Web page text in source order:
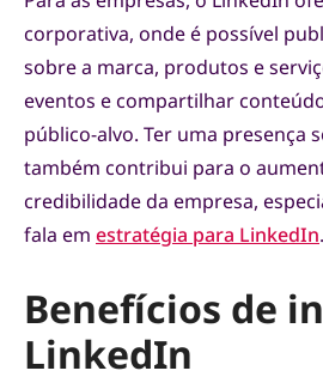
corporativa, onde é possível
sobre a marca, produtos e
eventos e compartilhar
público-alvo. Ter uma presença
também contribui para o
credibilidade da empresa,
fala em estratégia para LinkedIn.
Benefícios de
LinkedIn